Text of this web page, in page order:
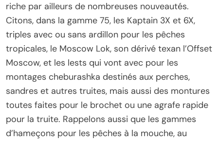
riche par ailleurs de nombreuses nouveautés.
Citons, dans la gamme 75, les Kaptain 3X et 6X,
triples avec ou sans ardillon pour les pêches
tropicales, le Moscow Lok, son dérivé texan l’Offset
Moscow, et les lests qui vont avec pour les
montages cheburashka destinés aux perches,
sandres et autres truites, mais aussi des montures
toutes faites pour le brochet ou une agrafe rapide
pour la truite. Rappelons aussi que les gammes
d’hameçons pour les pêches à la mouche, au